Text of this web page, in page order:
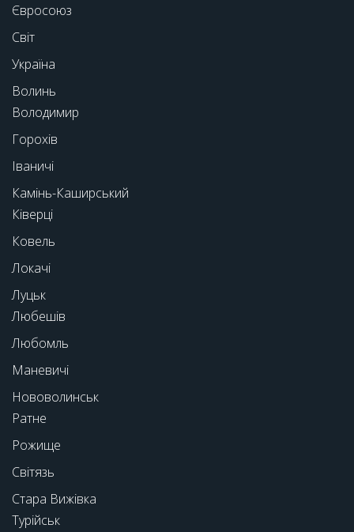
Євросоюз
Світ
Україна
Волинь
Володимир
Горохів
Іваничі
Камінь-Каширський
Ківерці
Ковель
Локачі
Луцьк
Любешів
Любомль
Маневичі
Нововолинськ
Ратне
Рожище
Світязь
Стара Вижівка
Турійськ